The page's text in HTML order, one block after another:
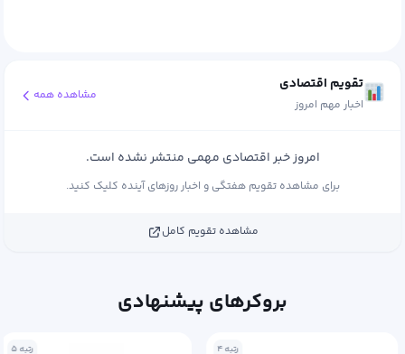
تقویم اقتصادی
اخبار مهم امروز
مشاهده همه
امروز خبر اقتصادی مهمی منتشر نشده است.
برای مشاهده تقویم هفتگی و اخبار روزهای آینده کلیک کنید.
مشاهده تقویم کامل
بروکرهای پیشنهادی
رتبه ۴ رتبه ۵